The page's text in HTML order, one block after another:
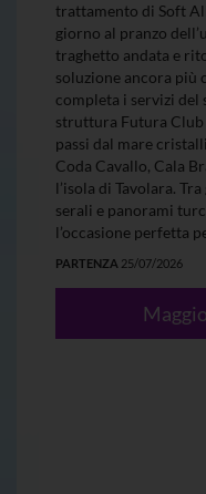
trattamento di Soft
giorno al pranzo
traghetto andata e
soluzione ancora più
completa i servizi del
struttura Futura Club
passi dal mare
Coda Cavallo, Cala
l’isola di Tavolara.
serali e panorami
l’occasione perfetta
PARTENZA 25/07/2026